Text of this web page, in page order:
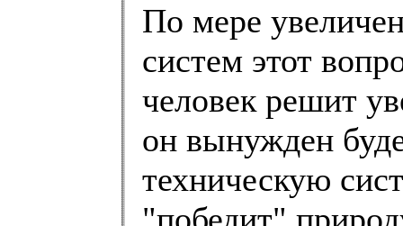
По мере
систем этот
человек решит
он вынужден
техническую